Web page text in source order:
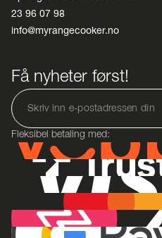
23 96 07 98
info@myrangecooker.no
Få nyheter først!
Fleksibel betaling med: